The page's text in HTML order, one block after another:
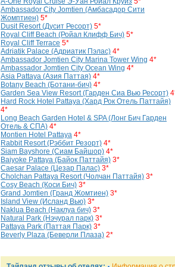
Ambassador City Jomtien (Амбасадор Сити
Жомптиен) 5*
Dusit Resort (Дусит Ресорт) 5*
Royal Cliff Beach (Ройал Клифф Бич) 5*
Royal Cliff Terrace 5*
Adriatik Palace (Адриатик Пэлас) 4*
Ambassador Jomtien City Marina Tower Wing 4*
Ambassador Jomtien City Ocean Wing 4*
Asia Pattaya (Азия Паттая) 4*
Botany Beach (Ботани-бич) 4*
Garden Sea View Resort (Гарден Сиа Вью Ресорт)
Hard Rock Hotel Pattaya (Хард Рок Отель Паттайя)
4*
Long Beach Garden Hotel & SPA (Лонг Бич Гарден
Отель & СПА) 4*
Montien Hotel Pattaya 4*
Rabbit Resort (Рэббит Резорт) 4*
Siam Bayshore (Сиам Байшор) 4*
Baiyoke Pattaya (Байок Паттайя) 3*
Caesar Palace (Цезар Палас) 3*
Cholchan Pattaya Resort (Чолчан Паттайя) 3*
Cosy Beach (Коси Бич) 3*
Grand Jomtien (Гранд Жомтиен) 3*
Island View (Исланд Вью) 3*
Naklua Beach (Наклуа бич) 3*
Natural Park (Нэчурал парк) 3*
Pattaya Park (Паттая Парк) 3*
Beverly Plaza (Беверли Плаза) 2*